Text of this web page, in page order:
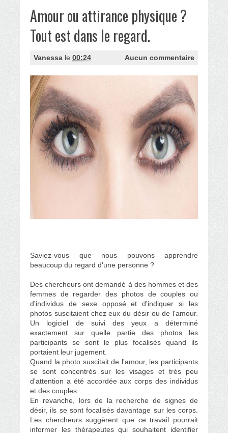
Amour ou attirance physique ?
Tout est dans le regard.
Vanessa le 00:24 Aucun commentaire
Saviez-vous que nous pouvons apprendre
beaucoup du regard d'une personne ?
Des chercheurs ont demandé à des hommes et des
femmes de regarder des photos de couples ou
d'individus de sexe opposé et d'indiquer si les
photos suscitaient chez eux du désir ou de l'amour.
Un logiciel de suivi des yeux a déterminé
exactement sur quelle partie des photos les
participants se sont le plus focalisés quand ils
portaient leur jugement.
Quand la photo suscitait de l'amour, les participants
se sont concentrés sur les visages et très peu
d'attention a été accordée aux corps des individus
et des couples.
En revanche, lors de la recherche de signes de
désir, ils se sont focalisés davantage sur les corps.
Les chercheurs suggèrent que ce travail pourrait
informer les thérapeutes qui souhaitent identifier